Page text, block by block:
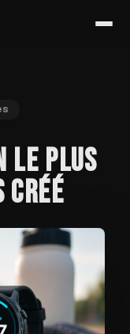
LE PLUS
CRÉÉ